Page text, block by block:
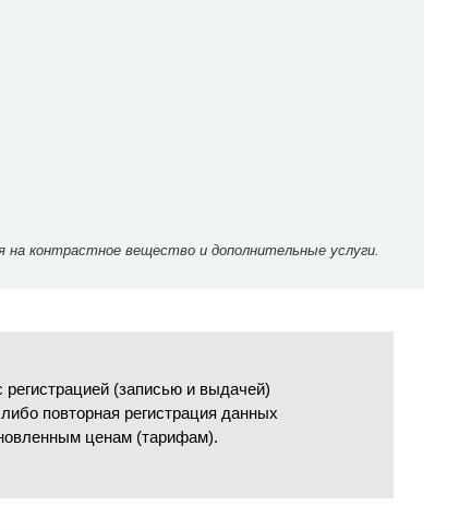
контрастное вещество и дополнительные услуги.
(записью и выдачей)
повторная регистрация данных
ценам (тарифам).